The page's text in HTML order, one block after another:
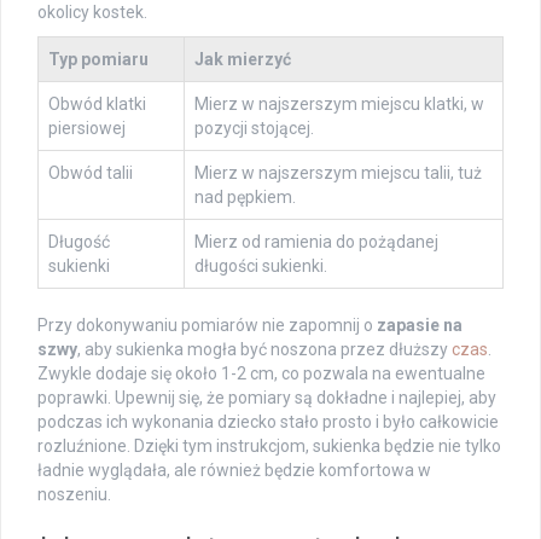
okolicy kostek.
Typ pomiaru Jak mierzyć
Obwód klatki
piersiowej
Mierz w najszerszym miejscu klatki, w
pozycji stojącej.
Obwód talii
Mierz w najszerszym miejscu talii, tuż
nad pępkiem.
Długość
sukienki
Mierz od ramienia do pożądanej
długości sukienki.
Przy dokonywaniu pomiarów nie zapomnij o zapasie na
szwy, aby sukienka mogła być noszona przez dłuższy czas
Zwykle dodaje się około 1-2 cm, co pozwala na ewentualne
poprawki. Upewnij się, że pomiary są dokładne i najlepiej, aby
podczas ich wykonania dziecko stało prosto i było całkowicie
rozluźnione. Dzięki tym instrukcjom, sukienka będzie nie tylko
ładnie wyglądała, ale również będzie komfortowa w
noszeniu.